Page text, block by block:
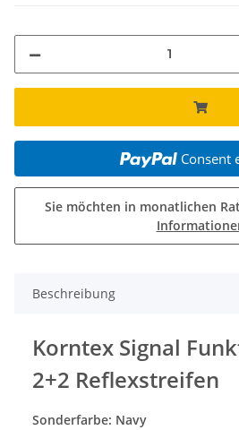
Consent
Sie möchten in monatlichen
Beschreibung
Korntex Signal
2+2 Reflexstreifen
Sonderfarbe: Navy